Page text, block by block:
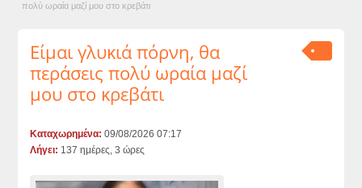
πολύ ωραία μαζί μου στο κρεβάτι
Είμαι γλυκιά πόρνη, θα
περάσεις πολύ ωραία μαζί
μου στο κρεβάτι
Καταχωρημένα: 09/08/2026 07:17
Λήγει: 137 ημέρες, 3 ώρες